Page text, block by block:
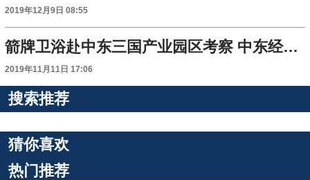
2019年12月9日 08:55
箭牌卫浴赴中东三国产业园区考察 中东经贸合作迎新机遇
2019年11月11日 17:06
搜索推荐
猜你喜欢
热门推荐